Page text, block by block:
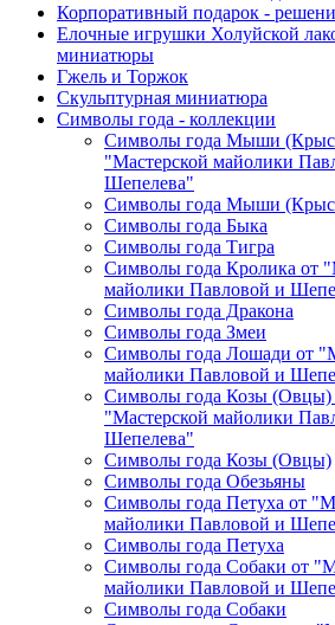
Корпоративный подарок -
Елочные игрушки Холуйской
миниатюры
Гжель и Торжок
Скульптурная миниатюра
Символы года - коллекции
Символы года Мыши
"Мастерской майолики
Шепелева"
Символы года Мыши
Символы года Быка
Символы года Тигра
Символы года Кролика от
майолики Павловой и
Символы года Дракона
Символы года Змеи
Символы года Лошади от
майолики Павловой и
Символы года Козы (Овцы)
"Мастерской майолики
Шепелева"
Символы года Козы (Овцы)
Символы года Обезьяны
Символы года Петуха от
майолики Павловой и
Символы года Петуха
Символы года Собаки от
майолики Павловой и
Символы года Собаки